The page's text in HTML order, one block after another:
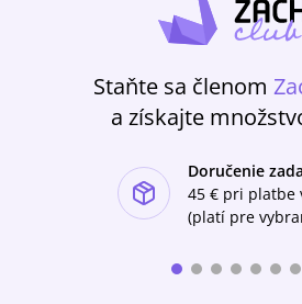
Staňte sa členom
a získajte
Doručenie
45 € pri platbe
(platí pre